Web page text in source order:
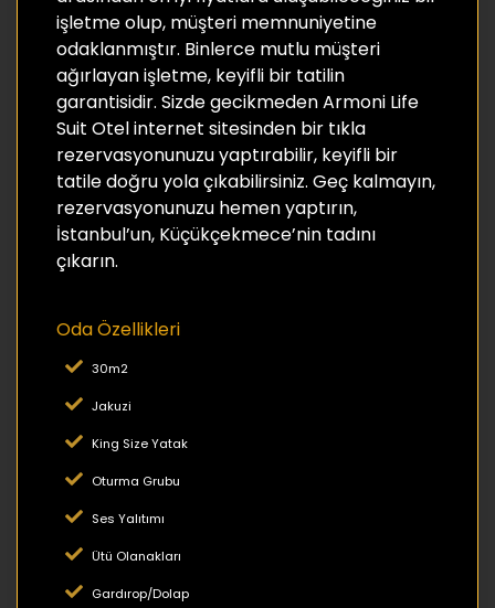
işletme olup, müşteri memnuniyetine
odaklanmıştır. Binlerce mutlu müşteri
ağırlayan işletme, keyifli bir tatilin
garantisidir. Sizde gecikmeden Armoni Life
Suit Otel internet sitesinden bir tıkla
rezervasyonunuzu yaptırabilir, keyifli bir
tatile doğru yola çıkabilirsiniz. Geç kalmayın,
rezervasyonunuzu hemen yaptırın,
İstanbul’un, Küçükçekmece’nin tadını
çıkarın.
Oda Özellikleri
30m2
Jakuzi
King Size Yatak
Oturma Grubu
Ses Yalıtımı
Ütü Olanakları
Gardırop/Dolap